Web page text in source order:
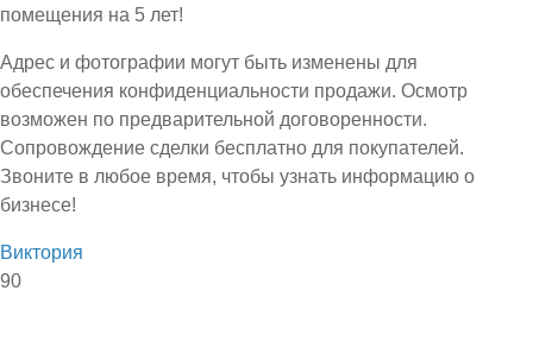
помещения на 5 лет!
Адрес и фотографии могут быть изменены для
обеспечения конфиденциальности продажи. Осмотр
возможен по предварительной договоренности.
Сопровождение сделки бесплатно для покупателей.
Звоните в любое время, чтобы узнать информацию о
бизнесе!
Виктория
90